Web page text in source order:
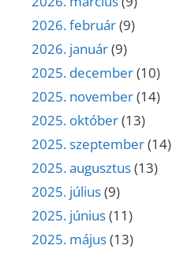
2026. február(9)
2026. január(9)
2025. december(10)
2025. november(14)
2025. október(13)
2025. szeptember(14)
2025. augusztus(13)
2025. július(9)
2025. június(11)
2025. május(13)